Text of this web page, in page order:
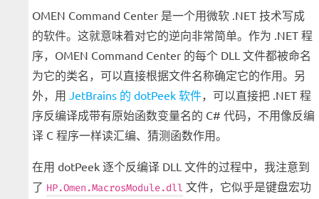
OMEN Command Center 是一个用微软 .NET 技术写成
的软件。这就意味着对它的逆向非常简单。作为 .NET 程
序，OMEN Command Center 的每个 DLL 文件都被命名
为它的类名，可以直接根据文件名称确定它的作用。另
外，用 JetBrains 的 dotPeek 软件，可以直接把 .NET 程
序反编译成带有原始函数变量名的 C# 代码，不用像反编
译 C 程序一样读汇编、猜测函数作用。
在用 dotPeek 逐个反编译 DLL 文件的过程中，我注意到
了 HP.Omen.MacrosModule.dll 文件，它似乎是键盘宏功